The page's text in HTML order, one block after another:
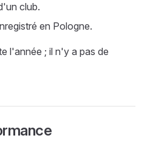
club.
en Pologne.
l'année ; il n'y a pas de